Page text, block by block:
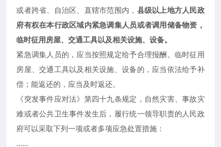
或者跨省、自治区、直辖市范围内， 县级以上地方人民政
府有权在本行政区域内紧急调集人员或者调用储备物资，
临时征用房屋、交通工具以及相关设施、设备。
紧急调集人员的，应当按照规定给予合理报酬。临时征用
房屋、交通工具以及相关设施、设备的，应当依法给予补
偿；能返还的，应当及时返还。
《突发事件应对法》第四十九条规定，自然灾害、事故灾
难或者公共卫生事件发生后，履行统一领导职责的人民政
府可以采取下列一项或者多项应急处置措施：
......